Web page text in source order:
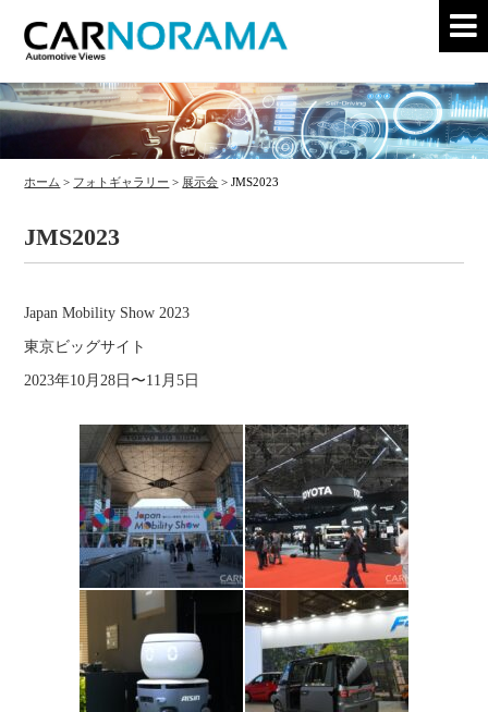
ホーム > フォトギャラリー > 展示会 >JMS2023
JMS2023
Japan Mobility Show 2023
東京ビッグサイト
2023年10月28日〜11月5日